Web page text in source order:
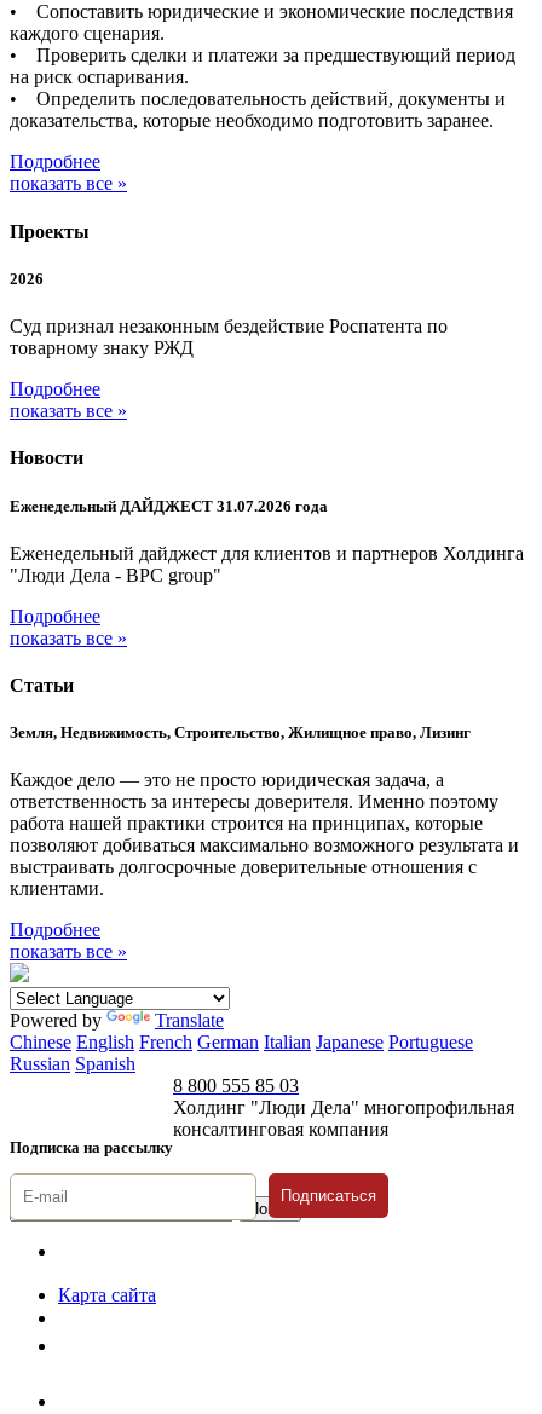
• Сопоставить юридические и экономические последствия
каждого сценария.
• Проверить сделки и платежи за предшествующий период
на риск оспаривания.
• Определить последовательность действий, документы и
доказательства, которые необходимо подготовить заранее.
Подробнее
показать все »
Проекты
2026
Суд признал незаконным бездействие Роспатента по
товарному знаку РЖД
Подробнее
показать все »
Новости
Еженедельный ДАЙДЖЕСТ 31.07.2026 года
Еженедельный дайджест для клиентов и партнеров Холдинга
"Люди Дела - BPC group"
Подробнее
показать все »
Статьи
Земля, Недвижимость, Строительство, Жилищное право, Лизинг
Каждое дело — это не просто юридическая задача, а
ответственность за интересы доверителя. Именно поэтому
работа нашей практики строится на принципах, которые
позволяют добиваться максимально возможного результата и
выстраивать долгосрочные доверительные отношения с
клиентами.
Подробнее
показать все »
Powered by
Translate
Chinese English French German Italian Japanese Portuguese
Russian Spanish
Подписка на рассылку
8 800 555 85 03
Холдинг "Люди Дела" многопрофильная
консалтинговая компания
Подписаться
Карта сайта